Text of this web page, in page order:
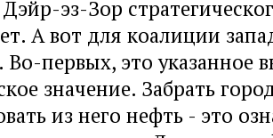
эз-Зор
А вот для коалиции
Во-первых, это указанное
значение. Забрать
из него нефть - это